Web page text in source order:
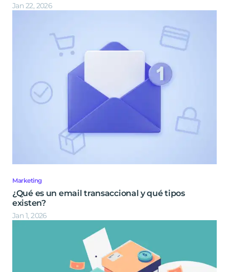
Jan 22, 2026
Marketing
¿Qué es un email transaccional y qué tipos
existen?
Jan 1, 2026